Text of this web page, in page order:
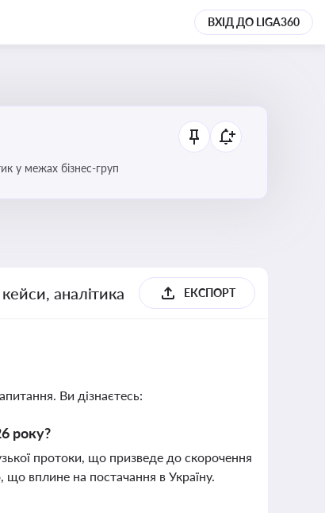
ВХІД ДО LIGA360
у межах бізнес-груп
аналітика ЕКСПОРТ
Ви дізнаєтесь:
року?
протоки, що призведе до скорочення
вплине на постачання в Україну.